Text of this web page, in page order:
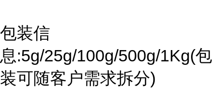
包装信
息:5g/25g/100g/500g/1Kg(包
装可随客户需求拆分)